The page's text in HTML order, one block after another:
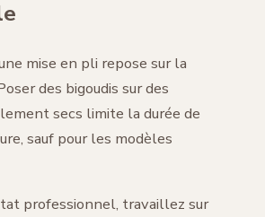
mise en pli repose sur la
des bigoudis sur des
secs limite la durée de
sauf pour les modèles
professionnel, travaillez sur